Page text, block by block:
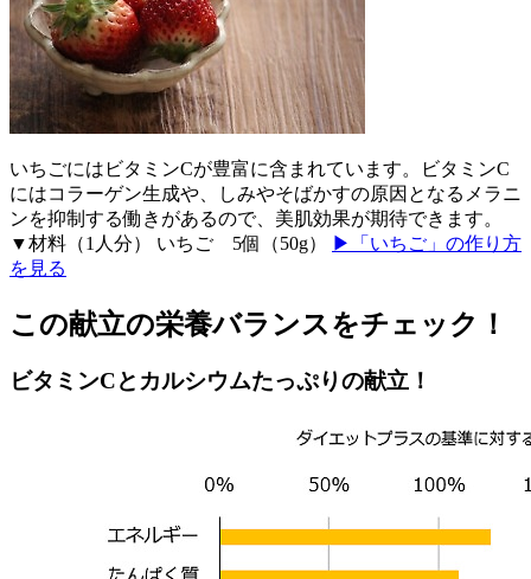
いちごにはビタミンCが豊富に含まれています。ビタミンC
にはコラーゲン生成や、しみやそばかすの原因となるメラニ
ンを抑制する働きがあるので、美肌効果が期待できます。
▼材料（1人分） いちご 5個（50g）
▶「いちご」の作り方
を見る
この献立の栄養バランスをチェック！
ビタミンCとカルシウムたっぷりの献立！